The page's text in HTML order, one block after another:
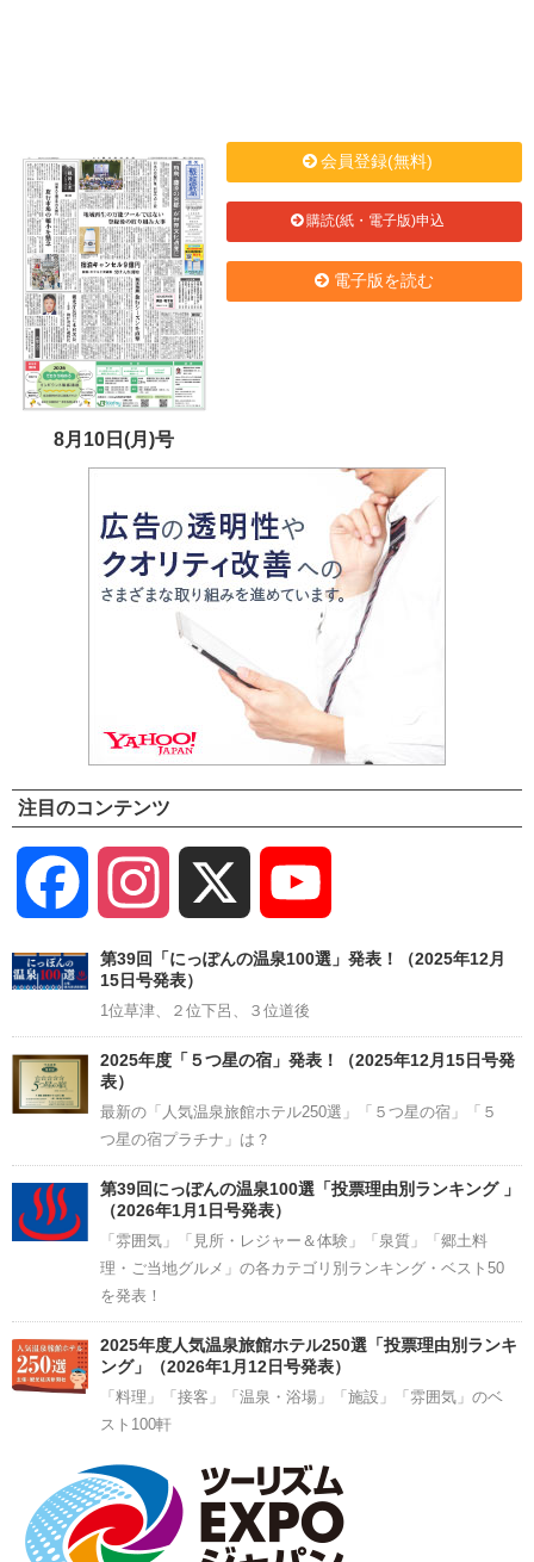
8月10日(月)号
会員登録(無料)
購読(紙・電子版)申込
電子版を読む
注目のコンテンツ
Facebook Instagram
Channel
第39回「にっぽんの温泉100選」発表！（2025年12月
15日号発表）
1位草津、２位下呂、３位道後
2025年度「５つ星の宿」発表！（2025年12月15日号発
表）
最新の「人気温泉旅館ホテル250選」「５つ星の宿」「５
つ星の宿プラチナ」は？
第39回にっぽんの温泉100選「投票理由別ランキング 」
（2026年1月1日号発表）
「雰囲気」「見所・レジャー＆体験」「泉質」「郷土料
理・ご当地グルメ」の各カテゴリ別ランキング・ベスト50
を発表！
2025年度人気温泉旅館ホテル250選「投票理由別ランキ
ング」（2026年1月12日号発表）
「料理」「接客」「温泉・浴場」「施設」「雰囲気」のベ
スト100軒